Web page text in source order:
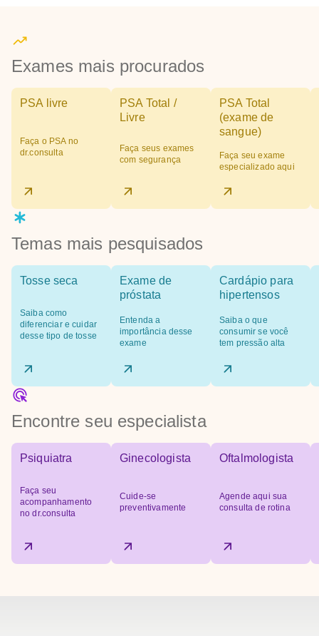
Exames mais procurados
PSA livre
Faça o PSA no
dr.consulta
PSA Total /
Livre
Faça seus exames
com segurança
PSA Total
(exame de
sangue)
Faça seu exame
especializado aqui
Temas mais pesquisados
Tosse seca
Saiba como
diferenciar e cuidar
desse tipo de tosse
Exame de
próstata
Entenda a
importância desse
exame
Cardápio para
hipertensos
Saiba o que
consumir se você
tem pressão alta
Encontre seu especialista
Psiquiatra
Faça seu
acompanhamento
no dr.consulta
Ginecologista
Cuide-se
preventivamente
Oftalmologista
Agende aqui sua
consulta de rotina